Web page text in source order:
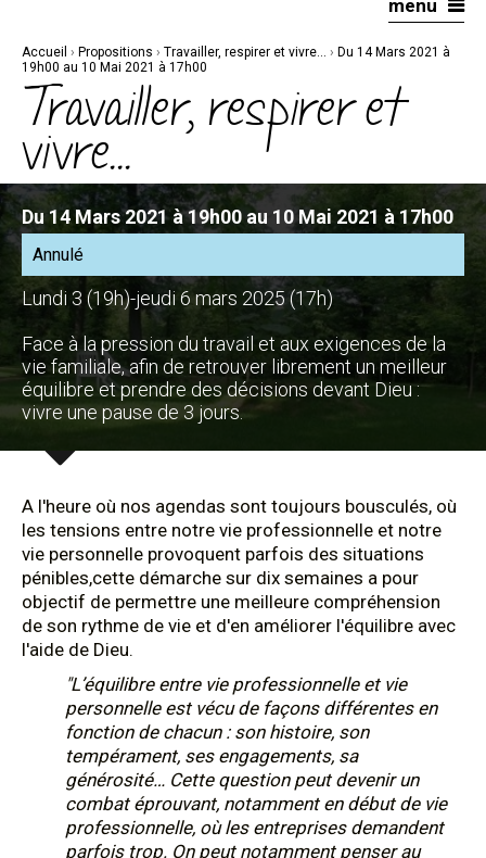
navigation
menu
Accueil › Propositions › Travailler, respirer et vivre... › Du 14 Mars 2021 à
19h00 au 10 Mai 2021 à 17h00
Travailler, respirer et
vivre...
Du 14 Mars 2021 à 19h00 au 10 Mai 2021 à 17h00
Annulé
Lundi 3 (19h)-jeudi 6 mars 2025 (17h)
Face à la pression du travail et aux exigences de la
vie familiale, afin de retrouver librement un meilleur
équilibre et prendre des décisions devant Dieu :
vivre une pause de 3 jours.
A l'heure où nos agendas sont toujours bousculés, où
les tensions entre notre vie professionnelle et notre
vie personnelle provoquent parfois des situations
pénibles,cette démarche sur dix semaines a pour
objectif de permettre une meilleure compréhension
de son rythme de vie et d'en améliorer l'équilibre avec
l'aide de Dieu.
"L’équilibre entre vie professionnelle et vie
personnelle est vécu de façons différentes en
fonction de chacun : son histoire, son
tempérament, ses engagements, sa
générosité… Cette question peut devenir un
combat éprouvant, notamment en début de vie
professionnelle, où les entreprises demandent
parfois trop. On peut notamment penser au